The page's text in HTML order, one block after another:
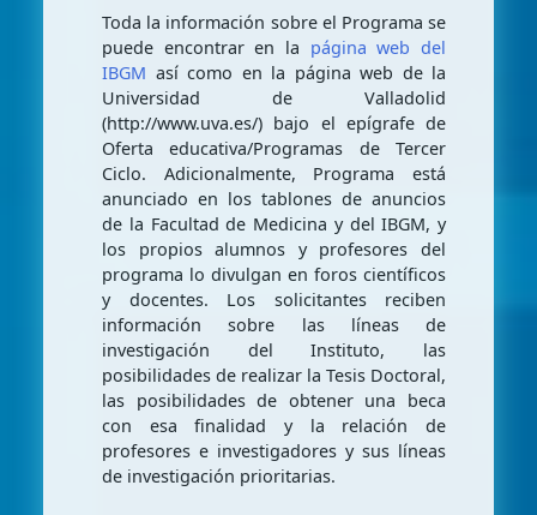
Toda la información sobre el Programa se
puede encontrar en la página web del
IBGM así como en la página web de la
Universidad de Valladolid
(http://www.uva.es/) bajo el epígrafe de
Oferta educativa/Programas de Tercer
Ciclo. Adicionalmente, Programa está
anunciado en los tablones de anuncios
de la Facultad de Medicina y del IBGM, y
los propios alumnos y profesores del
programa lo divulgan en foros científicos
y docentes. Los solicitantes reciben
información sobre las líneas de
investigación del Instituto, las
posibilidades de realizar la Tesis Doctoral,
las posibilidades de obtener una beca
con esa finalidad y la relación de
profesores e investigadores y sus líneas
de investigación prioritarias.